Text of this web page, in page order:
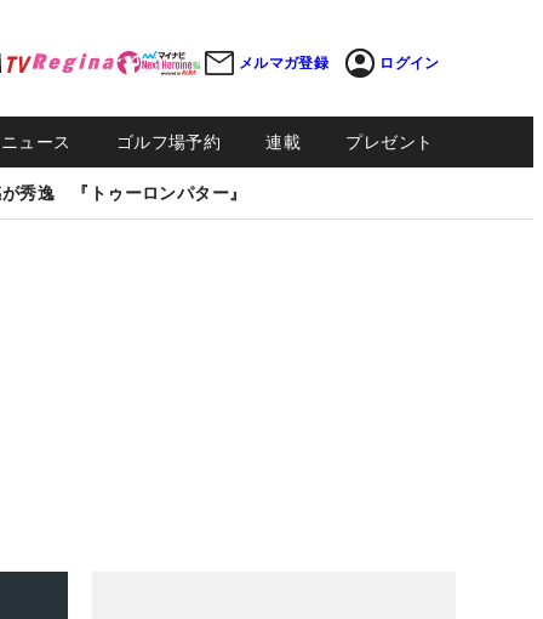
メルマガ登録 ログイン
ュース ゴルフ場予約 連載 プレゼント
秀逸 『トゥーロンパター』